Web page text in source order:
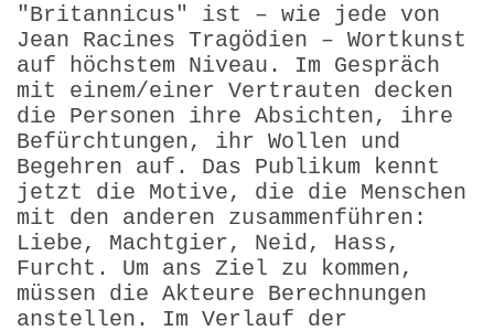
"Britannicus" ist – wie jede von
Jean Racines Tragödien – Wortkunst
auf höchstem Niveau. Im Gespräch
mit einem/einer Vertrauten decken
die Personen ihre Absichten, ihre
Befürchtungen, ihr Wollen und
Begehren auf. Das Publikum kennt
jetzt die Motive, die die Menschen
mit den anderen zusammenführen:
Liebe, Machtgier, Neid, Hass,
Furcht. Um ans Ziel zu kommen,
müssen die Akteure Berechnungen
anstellen. Im Verlauf der